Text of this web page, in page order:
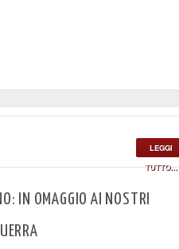
LEGGI
TUTTO...
IN OMAGGIO AI NOSTRI